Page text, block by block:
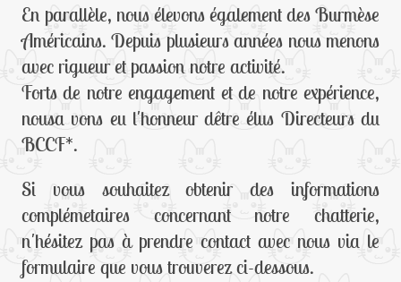
En parallèle, nous élevons également des Burmèse
Américains. Depuis plusieurs années nous menons
avec rigueur et passion notre activité.
Forts de notre engagement et de notre expérience,
nousa vons eu l'honneur dêtre élus Directeurs du
BCCF*.
Si vous souhaitez obtenir des informations
complémetaires concernant notre chatterie,
n'hésitez pas à prendre contact avec nous via le
formulaire que vous trouverez ci-dessous.